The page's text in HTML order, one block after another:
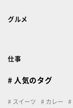
グルメ
仕事
# 人気のタグ
スイーツ カレー